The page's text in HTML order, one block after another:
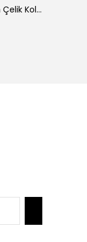
Altın Renkli Taş Detaylı Y Form Çelik Kolye